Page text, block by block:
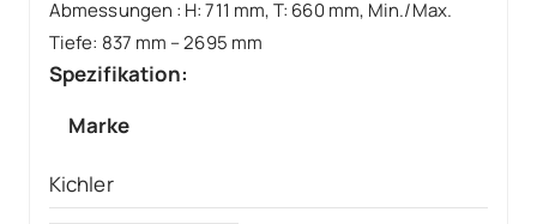
Abmessungen : H: 711 mm, T: 660 mm, Min./Max.
Tiefe: 837 mm – 2695 mm
Spezifikation:
Marke
Kichler